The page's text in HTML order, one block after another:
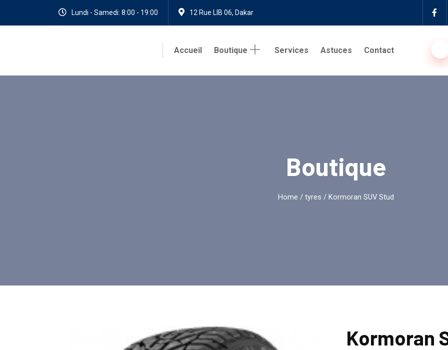
Lundi - Samedi: 8:00 - 19:00 12 Rue LIB 06, Dakar
Accueil Boutique Services Astuces Contact
Boutique
Home / tyres / Kormoran SUV Stud
Kormoran